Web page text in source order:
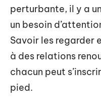
perturbante, il y a
un besoin
Savoir les regarder
à des relations
chacun peut
pied.